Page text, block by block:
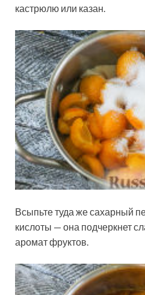
кастрюлю или казан.
Всыпьте туда же сахарный
кислоты — она подчеркнет
аромат фруктов.